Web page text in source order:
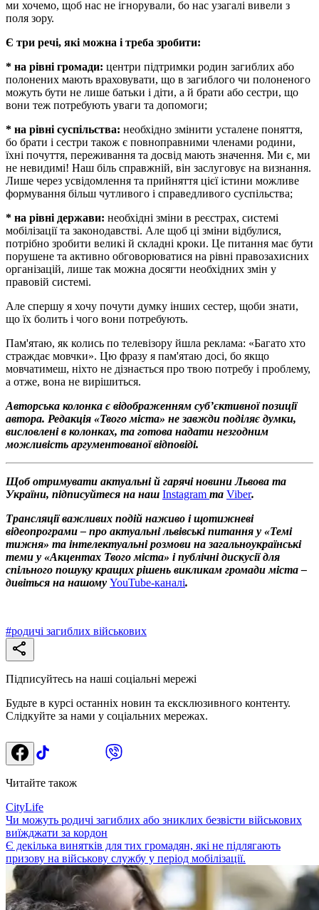
ми хочемо, щоб нас не ігнорували, бо нас узагалі вивели з
поля зору.
Є три речі, які можна і треба зробити:
* на рівні громади: центри підтримки родин загиблих або
полонених мають враховувати, що в загиблого чи полоненого
можуть бути не лише батьки і діти, а й брати або сестри, що
вони теж потребують уваги та допомоги;
* на рівні суспільства: необхідно змінити усталене поняття,
бо брати і сестри також є повноправними членами родини,
їхні почуття, переживання та досвід мають значення. Ми є, ми
не невидимі! Наш біль справжній, він заслуговує на визнання.
Лише через усвідомлення та прийняття цієї істини можливе
формування більш чутливого і справедливого суспільства;
* на рівні держави: необхідні зміни в реєстрах, системі
мобілізації та законодавстві. Але щоб ці зміни відбулися,
потрібно зробити великі й складні кроки. Це питання має бути
порушене та активно обговорюватися на рівні правозахисних
організацій, лише так можна досягти необхідних змін у
правовій системі.
Але спершу я хочу почути думку інших сестер, щоби знати,
що їх болить і чого вони потребують.
Пам'ятаю, як колись по телевізору йшла реклама: «Багато хто
страждає мовчки». Цю фразу я пам'ятаю досі, бо якщо
мовчатимеш, ніхто не дізнається про твою потребу і проблему,
а отже, вона не вирішиться.
Авторська колонка є відображенням суб’єктивної позиції
автора. Редакція «Твого міста» не завжди поділяє думки,
висловлені в колонках, та готова надати незгодним
можливість аргументованої відповіді.
Щоб отримувати актуальні й гарячі новини Львова та
України, підписуйтеся на наш Instagram та Viber.
Трансляції важливих подій наживо і щотижневі
відеопрограми – про актуальні львівські питання у «Темі
тижня» та інтелектуальні розмови на загальноукраїнські
теми у «Акцентах Твого міста» і публічні дискусії для
спільного пошуку кращих рішень викликам громади міста –
дивіться на нашому YouTube-каналі.
#родичі загиблих військових
Підписуйтесь на наші соціальні мережі
Будьте в курсі останніх новин та ексклюзивного контенту.
Слідкуйте за нами у соціальних мережах.
Читайте також
CityLife
Чи можуть родичі загиблих або зниклих безвісти військових
виїжджати за кордон
Є декілька винятків для тих громадян, які не підлягають
призову на військову службу у період мобілізації.